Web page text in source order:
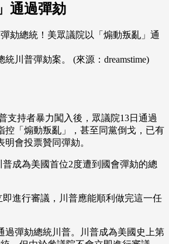
通過彈劾
川普彈劾案。 (來源：dreamstime)
支持者暴力闖入後，眾議院13日通過
控「煽動叛亂」，甚至同黨倒戈，已有
會投票贊同彈劾。
成為美國首位2度遭到國會彈劾的總
進行審議，川普應能順利做完這一任
過彈劾總統川普。川普成為美國史上第